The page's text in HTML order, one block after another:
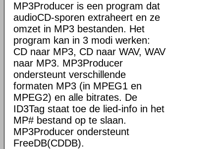
MP3Producer is een program dat
audioCD-sporen extraheert en ze
omzet in MP3 bestanden. Het
program kan in 3 modi werken:
CD naar MP3, CD naar WAV, WAV
naar MP3. MP3Producer
ondersteunt verschillende
formaten MP3 (in MPEG1 en
MPEG2) en alle bitrates. De
ID3Tag staat toe de lied-info in het
MP# bestand op te slaan.
MP3Producer ondersteunt
FreeDB(CDDB).